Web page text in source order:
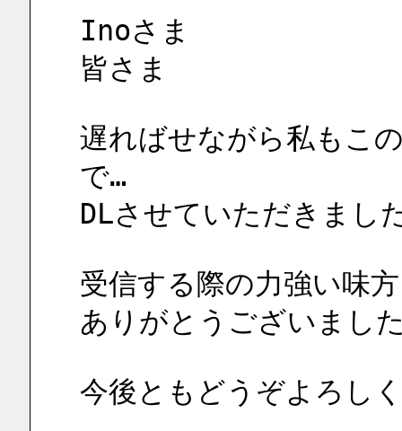
Inoさま
皆さま
遅ればせながら私もこ
で…
DLさせていただきまし
受信する際の力強い味
ありがとうございまし
今後ともどうぞよろし